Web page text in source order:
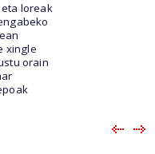
loreak
xingle
orain